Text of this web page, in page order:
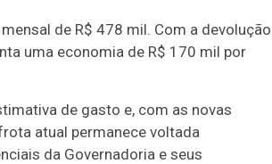
de R$ 478 mil. Com a devolução
uma economia de R$ 170 mil por
de gasto e, com as novas
atual permanece voltada
da Governadoria e seus